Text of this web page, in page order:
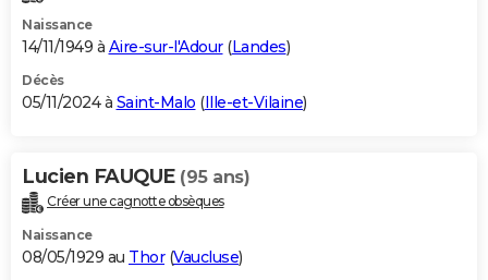
Naissance
14/11/1949 à Aire-sur-l'Adour(Landes)
Décès
05/11/2024 à Saint-Malo (Ille-et-Vilaine)
Lucien FAUQUE (95 ans)
Créer une cagnotte obsèques
Naissance
08/05/1929 au Thor(Vaucluse)